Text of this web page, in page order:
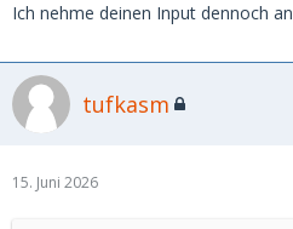
Ich nehme deinen Input dennoch an
tufkasm
15. Juni 2026